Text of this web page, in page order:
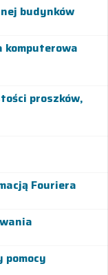
budynków
proszków,
Fouriera